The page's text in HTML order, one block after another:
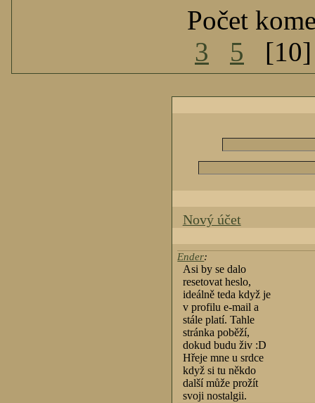
Počet
3
5
Nový účet
Ender:
Asi by se dalo
resetovat heslo,
ideálně teda když je
v profilu e-mail a
stále platí. Tahle
stránka poběží,
dokud budu živ :D
Hřeje mne u srdce
když si tu někdo
další může prožít
svoji nostalgii.